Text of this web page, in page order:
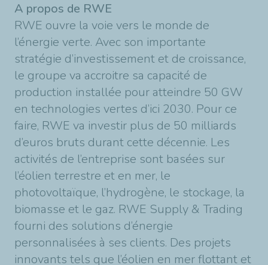
A propos de RWE
RWE ouvre la voie vers le monde de
l’énergie verte. Avec son importante
stratégie d’investissement et de croissance,
le groupe va accroitre sa capacité de
production installée pour atteindre 50 GW
en technologies vertes d’ici 2030. Pour ce
faire, RWE va investir plus de 50 milliards
d’euros bruts durant cette décennie. Les
activités de l’entreprise sont basées sur
l’éolien terrestre et en mer, le
photovoltaïque, l’hydrogène, le stockage, la
biomasse et le gaz. RWE Supply & Trading
fourni des solutions d’énergie
personnalisées à ses clients. Des projets
innovants tels que l’éolien en mer flottant et